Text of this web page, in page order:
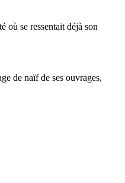
se ressentait déjà son
de naïf de ses ouvrages,